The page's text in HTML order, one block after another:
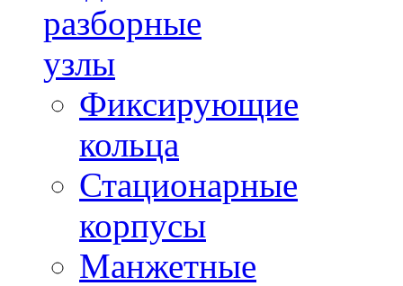
разборные
узлы
Фиксирующие
кольца
Стационарные
корпусы
Манжетные